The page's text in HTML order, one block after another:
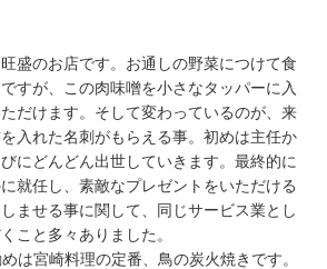
盛のお店です。お通しの野菜につけて食
すが、この肉味噌を小さなタッパーに入
だけます。そして変わっているのが、来
入れた名刺がもらえる事。初めは主任か
にどんどん出世していきます。最終的に
就任し、素敵なプレゼントをいただける
ませる事に関して、同じサービス業とし
こと多々ありました。
は宮崎料理の定番、鳥の炭火焼きです。